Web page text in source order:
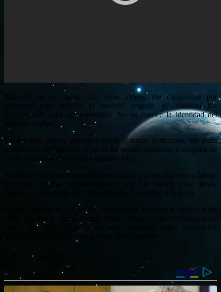
Además, no se cuenta con otros vídeos. me comuniqué por
whatsapp para solicitar el material original, mi consulta fue
recepcionada pero no respondida. No se conoce la identidad del
Existen dos vídeos, grabados desde distintas posiciones, sin duda
posiciones muy alejadas; y no se ha podido contactar a ninguna de
las dos personas que habrían grabado esto.
Ante las evidencias mostradas queda decir que los vídeos son falsos,
muestran muchas incoherencias y no se cuenta con mayor
información de testigos ni del medio que lo publicó a toda luz.
Aunque considero que no era tan necesario realizar un análisis a tan
pobre edición de vídeo, es importante esclarecer los hechos para así
evitar que más casos falsos sean tomados como verdaderos